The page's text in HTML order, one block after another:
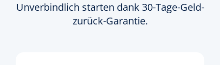
Unverbindlich starten dank 30-Tage-Geld-
zurück-Garantie.